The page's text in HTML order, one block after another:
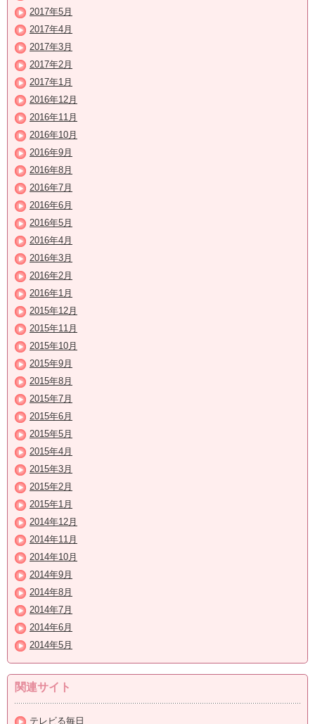
2017年5月
2017年4月
2017年3月
2017年2月
2017年1月
2016年12月
2016年11月
2016年10月
2016年9月
2016年8月
2016年7月
2016年6月
2016年5月
2016年4月
2016年3月
2016年2月
2016年1月
2015年12月
2015年11月
2015年10月
2015年9月
2015年8月
2015年7月
2015年6月
2015年5月
2015年4月
2015年3月
2015年2月
2015年1月
2014年12月
2014年11月
2014年10月
2014年9月
2014年8月
2014年7月
2014年6月
2014年5月
関連サイト
テレビる毎日